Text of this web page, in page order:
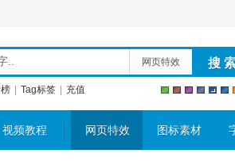
网页特效
Tag标签 充值
视频教程 网页特效 图标素材